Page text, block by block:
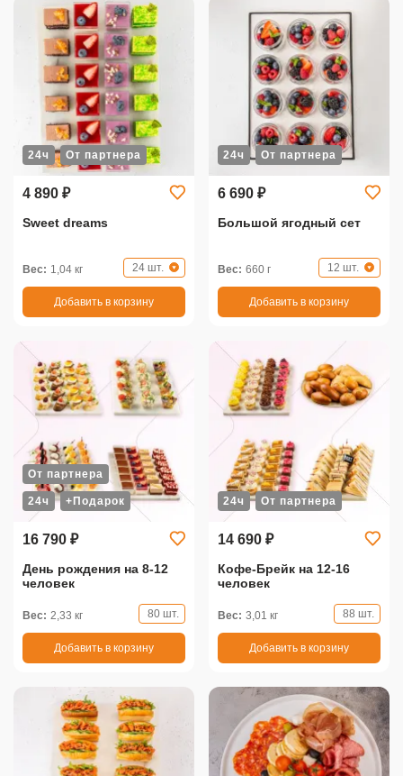
24ч От партнера
4 890 ₽
Sweet dreams
Вес: 1,04 кг 24 шт.
Добавить в корзину
24ч От партнера
6 690 ₽
Большой ягодный сет
Вес: 660 г 12 шт.
Добавить в корзину
24ч +Подарок
От партнера
16 790 ₽
День рождения на 8-12
человек
Вес: 2,33 кг 80 шт.
Добавить в корзину
24ч От партнера
14 690 ₽
Кофе-Брейк на 12-16
человек
Вес: 3,01 кг 88 шт.
Добавить в корзину